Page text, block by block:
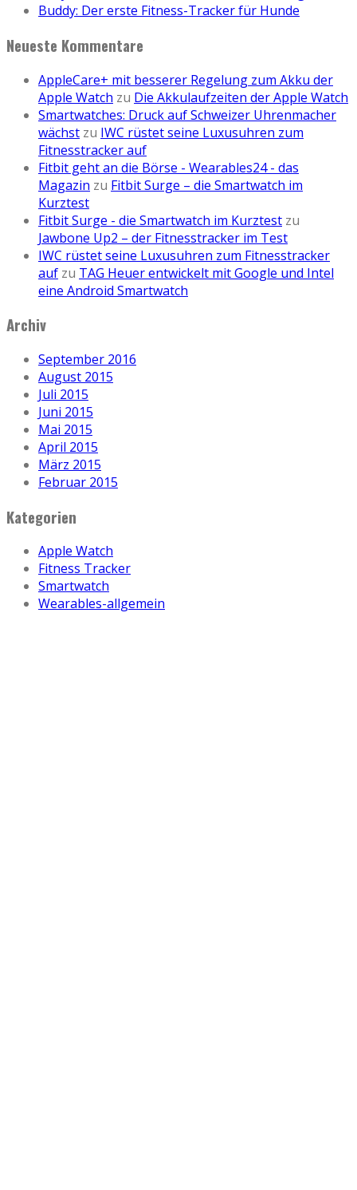
Buddy: Der erste Fitness-Tracker für Hunde
Neueste Kommentare
AppleCare+ mit besserer Regelung zum Akku der
Apple Watch zu Die Akkulaufzeiten der Apple Watch
Smartwatches: Druck auf Schweizer Uhrenmacher
wächst zu IWC rüstet seine Luxusuhren zum
Fitnesstracker auf
Fitbit geht an die Börse - Wearables24 - das
Magazin zu Fitbit Surge – die Smartwatch im
Kurztest
Fitbit Surge - die Smartwatch im Kurztest zu
Jawbone Up2 – der Fitnesstracker im Test
IWC rüstet seine Luxusuhren zum Fitnesstracker
auf zu TAG Heuer entwickelt mit Google und Intel
eine Android Smartwatch
Archiv
September 2016
August 2015
Juli 2015
Juni 2015
Mai 2015
April 2015
März 2015
Februar 2015
Kategorien
Apple Watch
Fitness Tracker
Smartwatch
Wearables-allgemein